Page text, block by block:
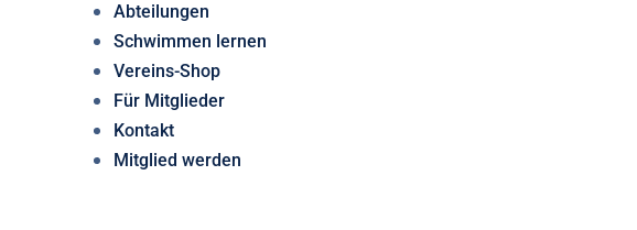
Abteilungen
Schwimmen lernen
Vereins-Shop
Für Mitglieder
Kontakt
Mitglied werden